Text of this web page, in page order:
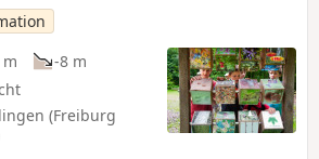
m
-8 m
(Freiburg